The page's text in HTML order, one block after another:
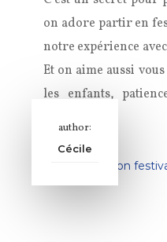
on adore partir en
notre expérience
Et on aime aussi
les enfants,
author:
Cécile